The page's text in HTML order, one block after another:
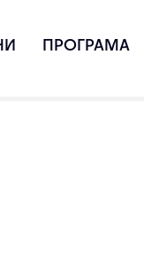
ПРОГРАМА